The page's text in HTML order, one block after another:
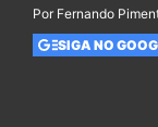
Por Fernando
SIGA NO